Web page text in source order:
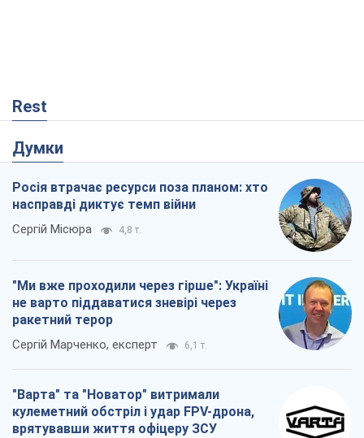
Rest
Думки
Росія втрачає ресурси поза планом: хто
насправді диктує темп війни
Сергій Місюра 4,8 т.
"Ми вже проходили через гірше": Україні
не варто піддаватися зневірі через
ракетний терор
Сергій Марченко, експерт 6,1 т.
"Варта" та "Новатор" витримали
кулеметний обстріл і удар FPV-дрона,
врятувавши життя офіцеру ЗСУ